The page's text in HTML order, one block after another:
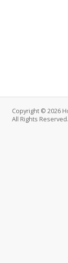
Copyright © 2026
All Rights Reserved.